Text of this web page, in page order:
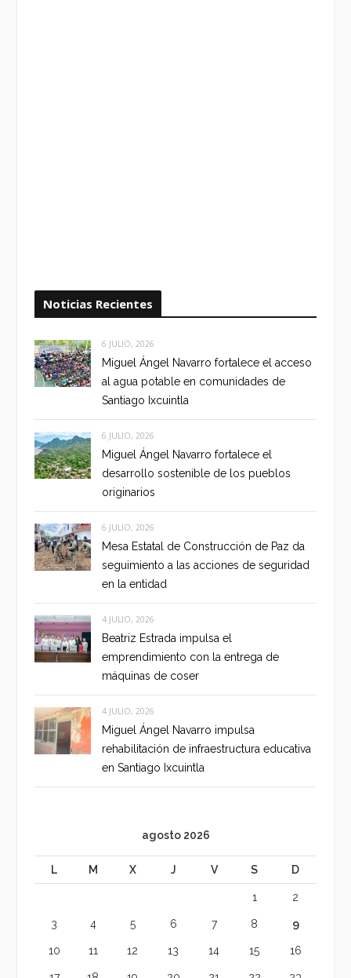
Noticias Recientes
6 JULIO, 2026
Miguel Ángel Navarro fortalece el acceso
al agua potable en comunidades de
Santiago Ixcuintla
6 JULIO, 2026
Miguel Ángel Navarro fortalece el
desarrollo sostenible de los pueblos
originarios
6 JULIO, 2026
Mesa Estatal de Construcción de Paz da
seguimiento a las acciones de seguridad
en la entidad
4 JULIO, 2026
Beatriz Estrada impulsa el
emprendimiento con la entrega de
máquinas de coser
4 JULIO, 2026
Miguel Ángel Navarro impulsa
rehabilitación de infraestructura educativa
en Santiago Ixcuintla
agosto 2026
L M X J V S D
1 2
3 4 5 6 7 8 9
10 11 12 13 14 15 16